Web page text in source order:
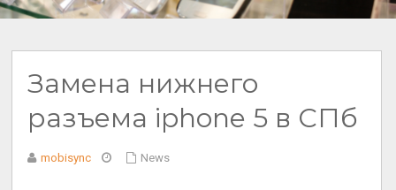
Замена нижнего
разъема iphone 5 в СПб
mobisync News